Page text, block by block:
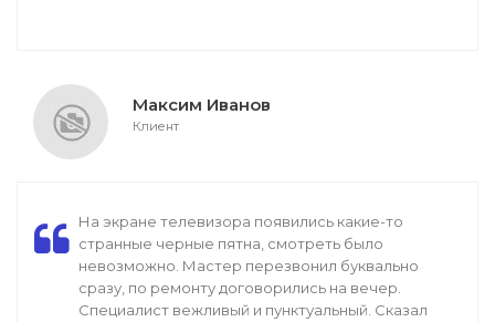
Максим Иванов
Клиент
На экране телевизора появились какие-то
странные черные пятна, смотреть было
невозможно. Мастер перезвонил буквально
сразу, по ремонту договорились на вечер.
Специалист вежливый и пунктуальный. Сказал